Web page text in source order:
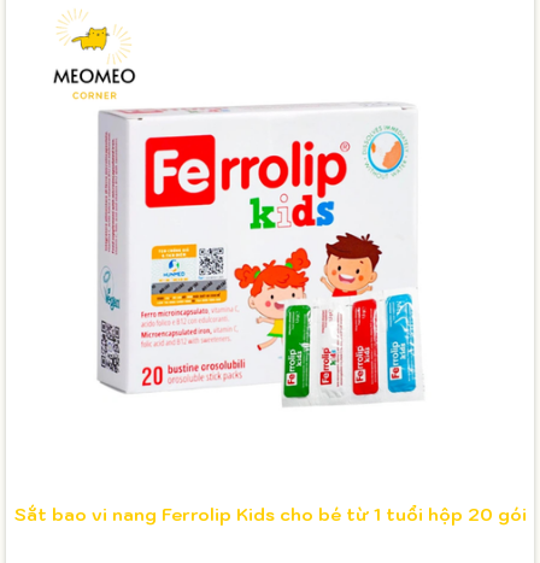
Sắt bao vi nang Ferrolip Kids cho bé từ 1 tuổi hộp 20 gói